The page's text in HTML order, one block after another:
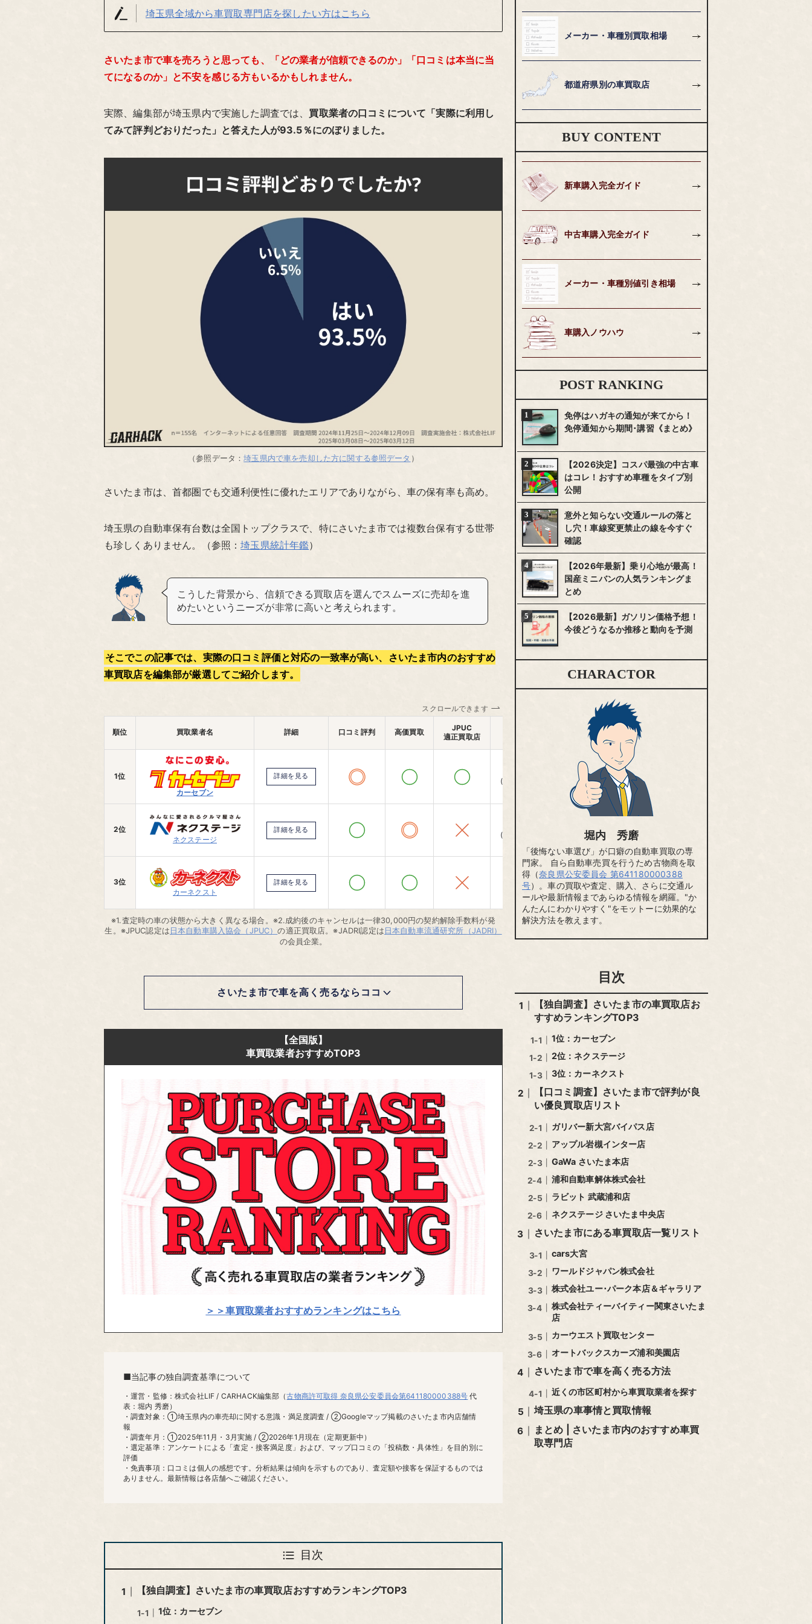
埼玉県全域から車買取専門店を探したい方はこちら
さいたま市で車を売ろうと思っても、「どの業者が信頼できるのか」「口コミは本当に当
てになるのか」と不安を感じる方もいるかもしれません。
実際、編集部が埼玉県内で実施した調査では、 買取業者の口コミについて「実際に利用し
てみて評判どおりだった」と答えた人が93.5％にのぼりました。
（参照データ：埼玉県内で車を売却した方に関する参照データ ）
さいたま市は、首都圏でも交通利便性に優れたエリアでありながら、車の保有率も高め。
埼玉県の自動車保有台数は全国トップクラスで、特にさいたま市では複数台保有する世帯
も珍しくありません。（参照：埼玉県統計年鑑）
こうした背景から、信頼できる買取店を選んでスムーズに売却を進
めたいというニーズが非常に高いと考えられます。
そこでこの記事では、実際の口コミ評価と対応の一致率が高い、さいたま市内のおすすめ
車買取店を編集部が厳選してご紹介します。
スクロールできます
順位 買取業者名 詳細 口コミ評判 高価買取
JPUC
適正買取店
JPUC・JADRI
会員
売却後の
減額
1位
カーセブン
詳細を見る
(一部除く)
なし
2位
ネクステージ
詳細を見る
(一部除く)
なし
3位
カーネクスト
詳細を見る 電話査定 なし※1 可能
※1.査定時の車の状態から大きく異なる場合。※2.成約後のキャンセルは一律30,000円の契約解除手数料が発
生。※JPUC認定は 日本自動車購入協会（JPUC）の適正買取店。※JADRI認定は 日本自動車流通研究所（JADRI）
の会員企業。
さいたま市で車を高く売るならココ
【全国版】
車買取業者おすすめTOP3
＞＞車買取業者おすすめランキングはこちら
■当記事の独自調査基準について
・運営・監修：株式会社LIF / CARHACK編集部（古物商許可取得 奈良県公安委員会第641180000388号 代
表：堀内 秀磨）
・調査対象：①埼玉県内の車売却に関する意識・満足度調査 / ②Googleマップ掲載のさいたま市内店舗情
報
・調査年月：①2025年11月・3月実施 / ②2026年1月現在（定期更新中）
・選定基準：アンケートによる「査定・接客満足度」および、マップ口コミの「投稿数・具体性」を目的別に
評価
・免責事項：口コミは個人の感想です。分析結果は傾向を示すものであり、査定額や接客を保証するものでは
ありません。最新情報は各店舗へご確認ください。
目次
【独自調査】さいたま市の車買取店おすすめランキングTOP3
1位：カーセブン
メーカー・車種別買取相場
都道府県別の車買取店
BUY CONTENT
新車購入完全ガイド
中古車購入完全ガイド
メーカー・車種別値引き相場
車購入ノウハウ
POST RANKING
免停はハガキの通知が来てから！
免停通知から期間･講習《まとめ》
【2026決定】コスパ最強の中古車
はコレ！おすすめ車種をタイプ別
公開
意外と知らない交通ルールの落と
し穴！車線変更禁止の線を今すぐ
確認
【2026年最新】乗り心地が最高！
国産ミニバンの人気ランキングま
とめ
【2026最新】ガソリン価格予想！
今後どうなるか推移と動向を予測
CHARACTOR
堀内 秀磨
「後悔ない車選び」が口癖の自動車買取の専
門家。 自ら自動車売買を行うため古物商を取
得（奈良県公安委員会 第641180000388
号）。車の買取や査定、購入、さらに交通ル
ールや最新情報まであらゆる情報を網羅。"か
んたんにわかりやすく"をモットーに効果的な
解決方法を教えます。
目次
【独自調査】さいたま市の車買取店お
すすめランキングTOP3
1位：カーセブン
2位：ネクステージ
3位：カーネクスト
【口コミ調査】さいたま市で評判が良
い優良買取店リスト
ガリバー新大宮バイパス店
アップル岩槻インター店
GaWa さいたま本店
浦和自動車解体株式会社
ラビット 武蔵浦和店
ネクステージ さいたま中央店
さいたま市にある車買取店一覧リスト
cars大宮
ワールドジャパン株式会社
株式会社ユー･パーク本店＆ギャラリア
株式会社ティーバイティー関東さいたま
店
カーウエスト買取センター
オートバックスカーズ浦和美園店
さいたま市で車を高く売る方法
近くの市区町村から車買取業者を探す
埼玉県の車事情と買取情報
まとめ | さいたま市内のおすすめ車買
取専門店